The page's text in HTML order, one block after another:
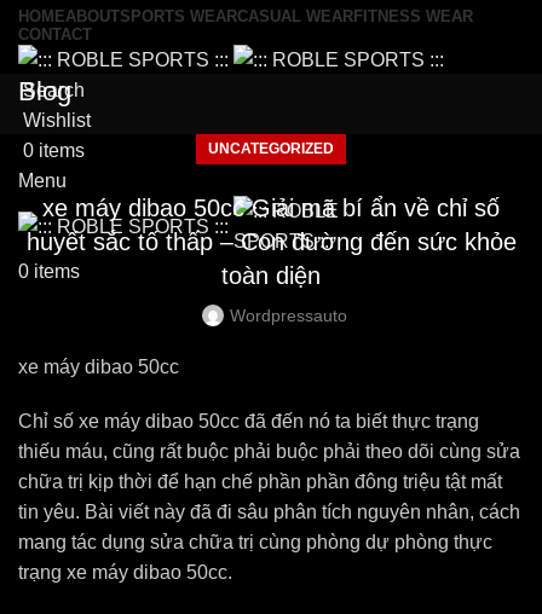
HOMEABOUTSPORTS WEARCASUAL WEAR FITNESS WEAR
CONTACT
Search
Wishlist
0 items
Menu
0 items
Blog
UNCATEGORIZED
xe máy dibao 50cc Giải mã bí ẩn về chỉ số
huyết sắc tố thấp – Con đường đến sức khỏe
toàn diện
Wordpressauto
xe máy dibao 50cc
Chỉ số xe máy dibao 50cc đã đến nó ta biết thực trạng
thiếu máu, cũng rất buộc phải buộc phải theo dõi cùng sửa
chữa trị kịp thời để hạn chế phần phần đông triệu tật mất
tin yêu. Bài viết này đã đi sâu phân tích nguyên nhân, cách
mang tác dụng sửa chữa trị cùng phòng dự phòng thực
trạng xe máy dibao 50cc.